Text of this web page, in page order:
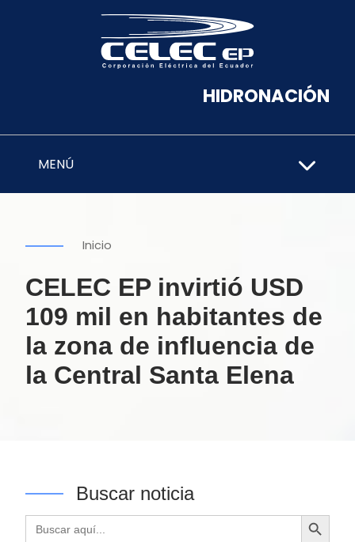
HIDRONACIÓN
MENÚ
Inicio
CELEC EP invirtió USD
109 mil en habitantes de
la zona de influencia de
la Central Santa Elena
Buscar noticia
Buscar: Botón de búsqueda